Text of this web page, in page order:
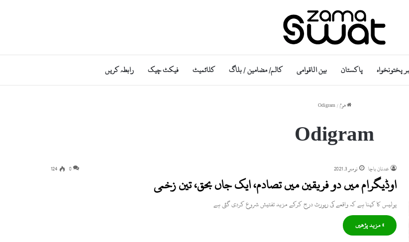
پختونخواہ پاکستان بین الاقوامی کالم/ مضامین / بلاگ کلائمیٹ فیکٹ چیک رابطہ کریں
ھوم /
Odigram
Odigram
عدنان باچا نومبر 3, 2021 0
124
اوڈیگرام میں دو فریقین میں تصادم، ایک جاں بحق، تین زخمی
پولیس کا کہنا ہے کہ واقعے کی رپورٹ درج کرکے مزید تفتیش شروع کردی گئی ہے
» مزید پڑھیں